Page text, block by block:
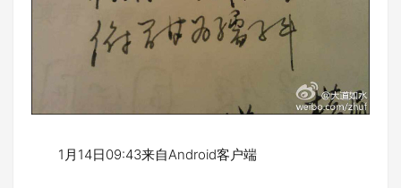
1月14日09:43来自Android客户端